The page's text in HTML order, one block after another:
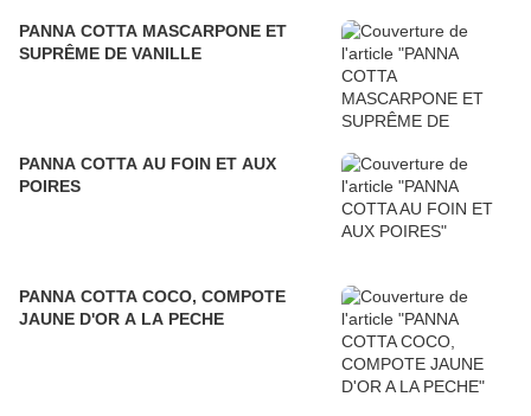
PANNA COTTA MASCARPONE ET
SUPRÊME DE VANILLE
PANNA COTTA AU FOIN ET AUX
POIRES
PANNA COTTA COCO, COMPOTE
JAUNE D'OR A LA PECHE